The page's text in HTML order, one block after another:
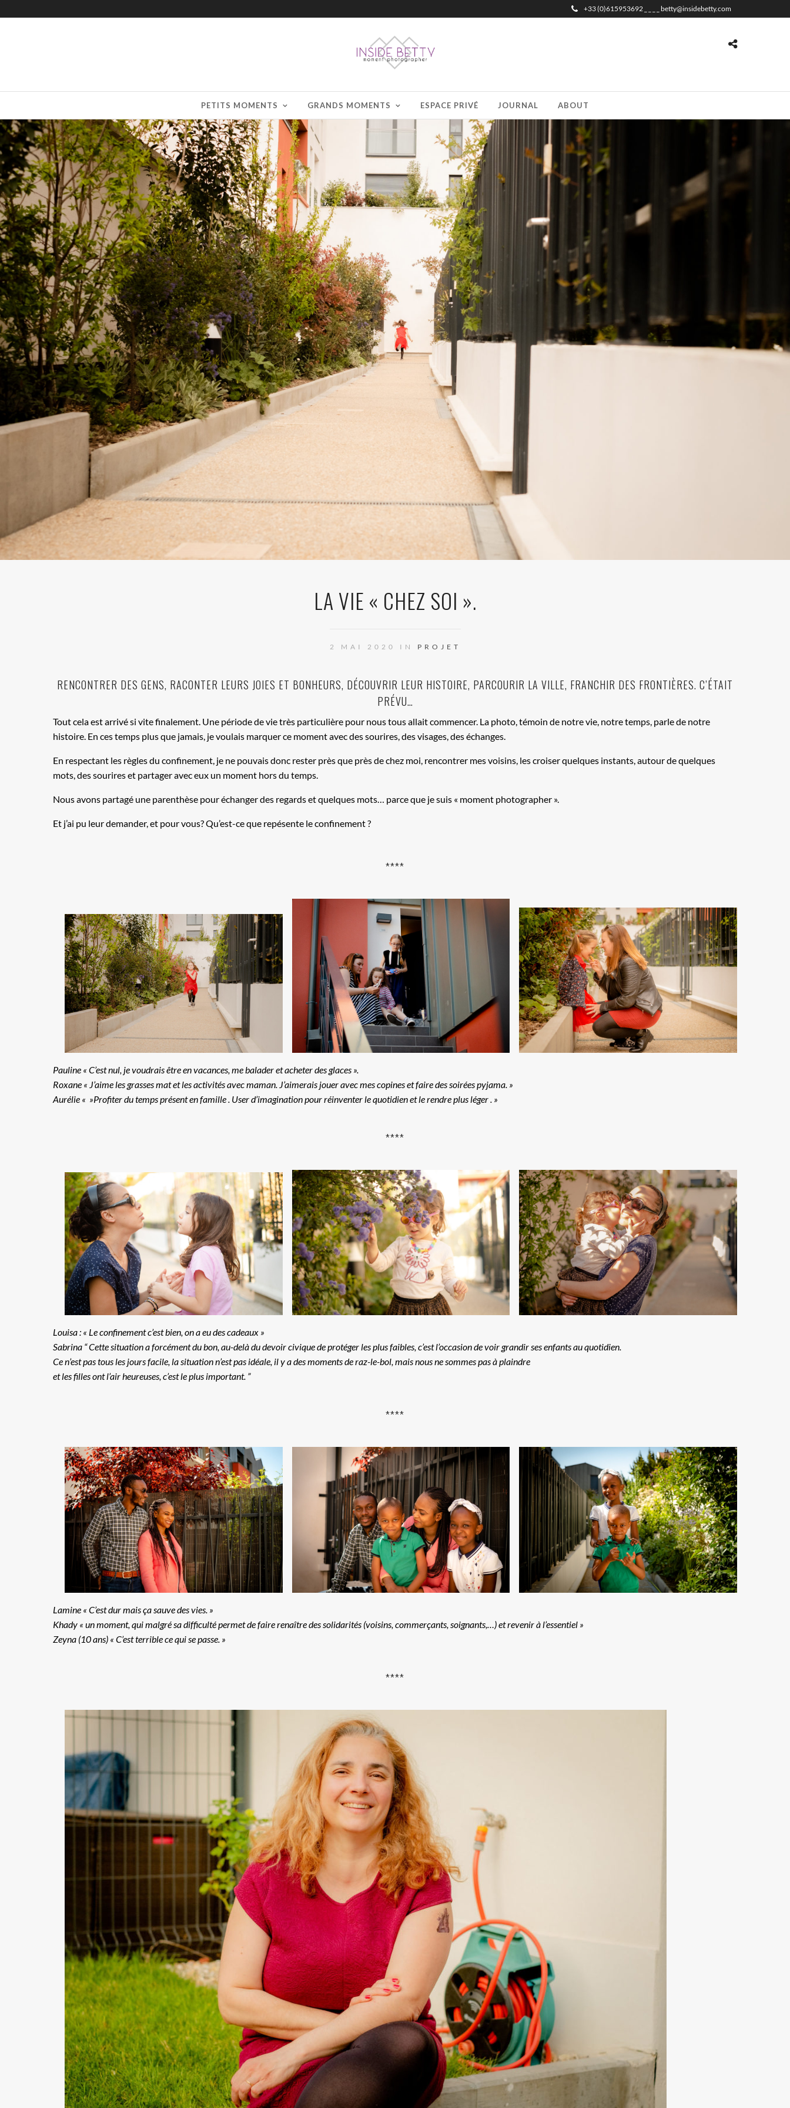
+33 (0)615953692 _ _ _ _ betty@insidebetty.com
PETITS MOMENTS GRANDS MOMENTS ESPACE PRIVÉ JOURNAL ABOUT
LA VIE « CHEZ SOI ».
2 MAI 2020 IN PROJET
RENCONTRER DES GENS, RACONTER LEURS JOIES ET BONHEURS, DÉCOUVRIR LEUR HISTOIRE, PARCOURIR LA VILLE, FRANCHIR DES FRONTIÈRES. C’ÉTAIT
PRÉVU…
Tout cela est arrivé si vite finalement. Une période de vie très particulière pour nous tous allait commencer. La photo, témoin de notre vie, notre temps, parle de notre
histoire. En ces temps plus que jamais, je voulais marquer ce moment avec des sourires, des visages, des échanges.
En respectant les règles du confinement, je ne pouvais donc rester près que près de chez moi, rencontrer mes voisins, les croiser quelques instants, autour de quelques
mots, des sourires et partager avec eux un moment hors du temps.
Nous avons partagé une parenthèse pour échanger des regards et quelques mots… parce que je suis « moment photographer ».
Et j’ai pu leur demander, et pour vous? Qu’est-ce que repésente le confinement ?
****
Pauline « C’est nul, je voudrais être en vacances, me balader et acheter des glaces ».
Roxane « J’aime les grasses mat et les activités avec maman. J’aimerais jouer avec mes copines et faire des soirées pyjama. »
Aurélie « »Profiter du temps présent en famille . User d’imagination pour réinventer le quotidien et le rendre plus léger . »
****
Louisa : « Le confinement c’est bien, on a eu des cadeaux »
Sabrina “ Cette situation a forcément du bon, au-delà du devoir civique de protéger les plus faibles, c’est l’occasion de voir grandir ses enfants au quotidien.
Ce n’est pas tous les jours facile, la situation n’est pas idéale, il y a des moments de raz-le-bol, mais nous ne sommes pas à plaindre
et les filles ont l’air heureuses, c’est le plus important. ”
****
Lamine « C’est dur mais ça sauve des vies. »
Khady « un moment, qui malgré sa difficulté permet de faire renaître des solidarités (voisins, commerçants, soignants,…) et revenir à l’essentiel »
Zeyna (10 ans) « C’est terrible ce qui se passe. »
****